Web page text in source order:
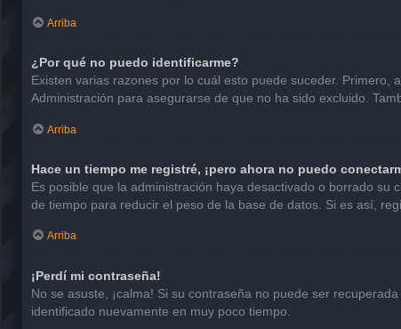
Arriba
¿Por qué no puedo identificarme?
Existen varias razones por lo cuál esto puede suceder.
Administración para asegurarse de que no ha sido excluido.
Arriba
Hace un tiempo me registré, ¡pero ahora no puedo
Es posible que la administración haya desactivado o borrado
de tiempo para reducir el peso de la base de datos. Si es así,
Arriba
¡Perdí mi contraseña!
No se asuste, ¡calma! Si su contraseña no puede ser
identificado nuevamente en muy poco tiempo.